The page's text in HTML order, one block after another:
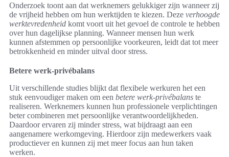
Onderzoek toont aan dat werknemers gelukkiger zijn wanneer zij
de vrijheid hebben om hun werktijden te kiezen. Deze verhoogde
werktevredenheid komt voort uit het gevoel de controle te hebben
over hun dagelijkse planning. Wanneer mensen hun werk
kunnen afstemmen op persoonlijke voorkeuren, leidt dat tot meer
betrokkenheid en minder uitval door stress.
Betere werk-privébalans
Uit verschillende studies blijkt dat flexibele werkuren het een
stuk eenvoudiger maken om een betere werk-privébalans te
realiseren. Werknemers kunnen hun professionele verplichtingen
beter combineren met persoonlijke verantwoordelijkheden.
Daardoor ervaren zij minder stress, wat bijdraagt aan een
aangenamere werkomgeving. Hierdoor zijn medewerkers vaak
productiever en kunnen zij met meer focus aan hun taken
werken.